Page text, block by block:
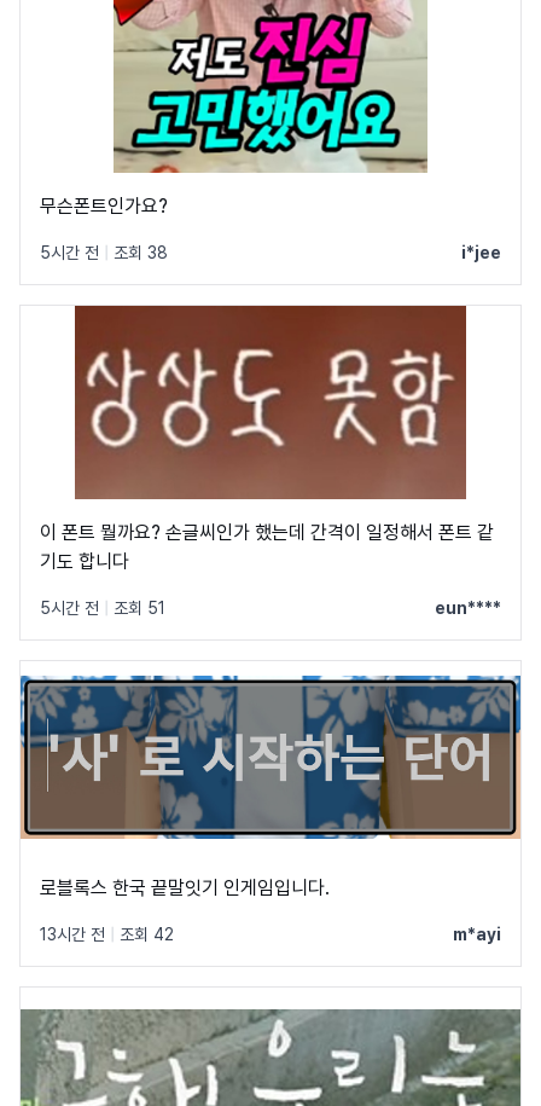
무슨폰트인가요?
5시간 전 조회 38 i*jee
이 폰트 뭘까요? 손글씨인가 했는데 간격이 일정해서 폰트 같
기도 합니다
5시간 전 조회 51 eun****
로블록스 한국 끝말잇기 인게임입니다.
13시간 전 조회 42 m*ayi